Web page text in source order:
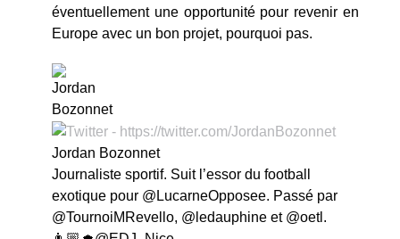
éventuellement une opportunité pour revenir en
Europe avec un bon projet, pourquoi pas.
Jordan Bozonnet
Journaliste sportif. Suit l’essor du football
exotique pour @LucarneOpposee. Passé par
@TournoiMRevello, @ledauphine et @oetl.